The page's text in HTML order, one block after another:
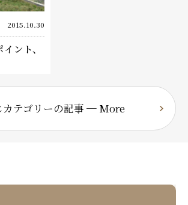
2015.10.30
ント、
カテゴリーの記事 ─ More